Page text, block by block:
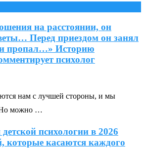
на расстоянии, он
Перед приездом он занял
пропал…» Историю
психолог
нам с лучшей стороны, и мы
Но можно …
психологии в 2026
которые касаются каждого